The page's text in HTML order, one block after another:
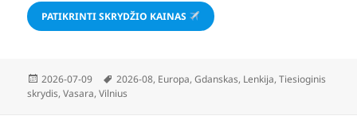
PATIKRINTI SKRYDŽIO KAINAS
Paskelbta
2026-07-09 Žymos
2026-08, Europa,Gdanskas, Lenkija,Tiesioginis
skrydis,Vasara,Vilnius